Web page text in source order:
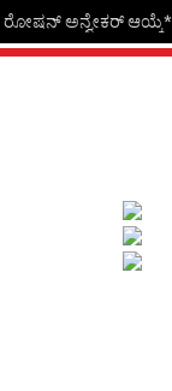
ರೋಷನ್ ಅನ್ವೇಕರ್ ಆಯ್ಕೆ*